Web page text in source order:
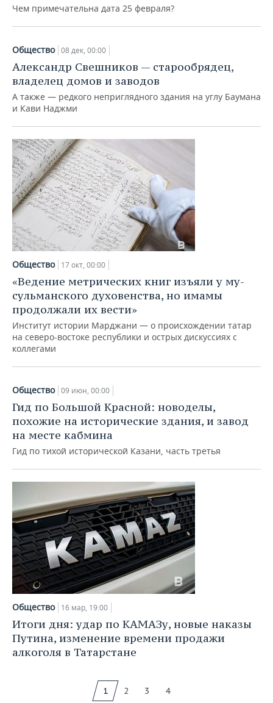
Чем примечательна дата 25 февраля?
Общество 08 дек, 00:00
Александр Свешников — старообрядец,
владелец домов и заводов
А также — редкого неприглядного здания на углу Баумана
и Кави Наджми
Общество 17 окт, 00:00
«Ведение метрических книг изъяли у му­
сульманского духовенства, но имамы
продолжали их вести»
Институт истории Марджани — о происхождении татар
на северо-востоке республики и острых дискуссиях с
коллегами
Общество 09 июн, 00:00
Гид по Большой Красной: новоделы,
похожие на исторические здания, и завод
на месте кабмина
Гид по тихой исторической Казани, часть третья
Общество 16 мар, 19:00
Итоги дня: удар по КАМАЗу, новые наказы
Путина, изменение времени продажи
алкоголя в Татарстане
1 2 3 4